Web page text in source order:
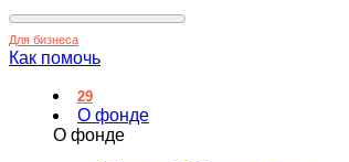
Для бизнеса
Как помочь
29
О фонде
О фонде